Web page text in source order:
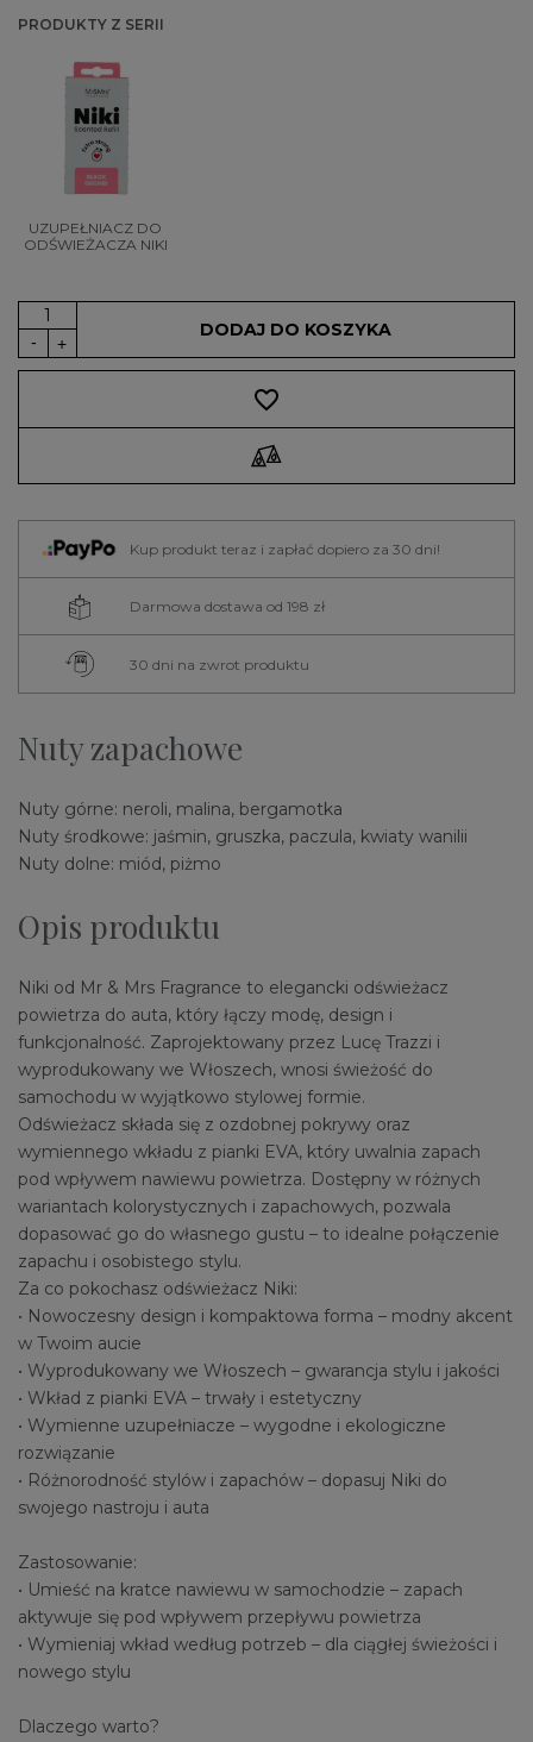
PRODUKTY Z SERII
UZUPEŁNIACZ DO
ODŚWIEŻACZA NIKI
DODAJ DO KOSZYKA
favorite_border
Kup produkt teraz i zapłać dopiero za 30 dni!
Darmowa dostawa od 198 zł
30 dni na zwrot produktu
Nuty zapachowe
Nuty górne: neroli, malina, bergamotka
Nuty środkowe: jaśmin, gruszka, paczula, kwiaty wanilii
Nuty dolne: miód, piżmo
Opis produktu
Niki od Mr & Mrs Fragrance to elegancki odświeżacz
powietrza do auta, który łączy modę, design i
funkcjonalność. Zaprojektowany przez Lucę Trazzi i
wyprodukowany we Włoszech, wnosi świeżość do
samochodu w wyjątkowo stylowej formie.
Odświeżacz składa się z ozdobnej pokrywy oraz
wymiennego wkładu z pianki EVA, który uwalnia zapach
pod wpływem nawiewu powietrza. Dostępny w różnych
wariantach kolorystycznych i zapachowych, pozwala
dopasować go do własnego gustu – to idealne połączenie
zapachu i osobistego stylu.
Za co pokochasz odświeżacz Niki:
• Nowoczesny design i kompaktowa forma – modny akcent
w Twoim aucie
• Wyprodukowany we Włoszech – gwarancja stylu i jakości
• Wkład z pianki EVA – trwały i estetyczny
• Wymienne uzupełniacze – wygodne i ekologiczne
rozwiązanie
• Różnorodność stylów i zapachów – dopasuj Niki do
swojego nastroju i auta
Zastosowanie:
• Umieść na kratce nawiewu w samochodzie – zapach
aktywuje się pod wpływem przepływu powietrza
• Wymieniaj wkład według potrzeb – dla ciągłej świeżości i
nowego stylu
Dlaczego warto?